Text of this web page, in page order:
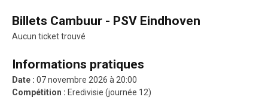
Billets Cambuur - PSV Eindhoven
Aucun ticket trouvé
Informations pratiques
Date : 07 novembre 2026 à 20:00
Compétition : Eredivisie (journée 12)